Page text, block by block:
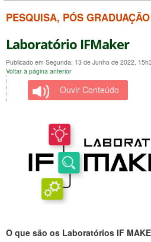
PESQUISA, PÓS
Laboratório IFMaker
Publicado em Segunda, 13 de Junho de 2022,
Voltar à página anterior
Ouvir Conteúdo
O que são os Laboratórios IF